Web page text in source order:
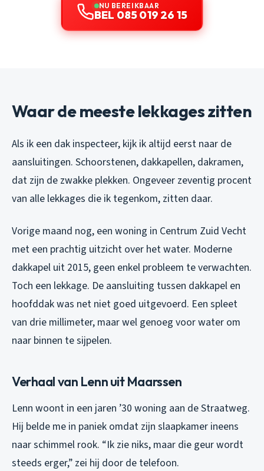
NU BEREIKBAAR
BEL 085 019 26 15
Waar de meeste lekkages zitten
Als ik een dak inspecteer, kijk ik altijd eerst naar de
aansluitingen. Schoorstenen, dakkapellen, dakramen,
dat zijn de zwakke plekken. Ongeveer zeventig procent
van alle lekkages die ik tegenkom, zitten daar.
Vorige maand nog, een woning in Centrum Zuid Vecht
met een prachtig uitzicht over het water. Moderne
dakkapel uit 2015, geen enkel probleem te verwachten.
Toch een lekkage. De aansluiting tussen dakkapel en
hoofddak was net niet goed uitgevoerd. Een spleet
van drie millimeter, maar wel genoeg voor water om
naar binnen te sijpelen.
Verhaal van Lenn uit Maarssen
Lenn woont in een jaren ’30 woning aan de Straatweg.
Hij belde me in paniek omdat zijn slaapkamer ineens
naar schimmel rook. “Ik zie niks, maar die geur wordt
steeds erger,” zei hij door de telefoon.